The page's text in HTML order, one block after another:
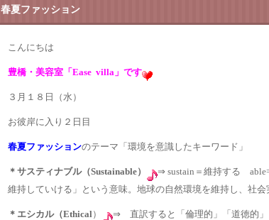
春夏ファッション
こんにちは
豊橋・美容室「Ease villa」です
３月１８日（水）
お彼岸に入り２日目
春夏ファッションのテーマ「環境を意識したキーワード」
＊サスティナブル（Sustainable）
⇒ sustain＝維持する
維持していける」という意味。地球の自然環境を維持し、社
＊エシカル（Ethical） ⇒ 直訳すると「倫理的」「道徳的」